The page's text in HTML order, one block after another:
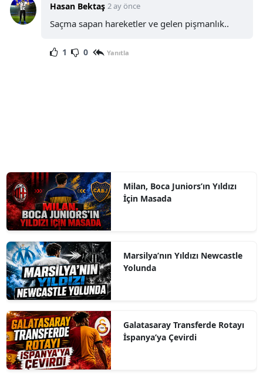
Hasan Bektaş 2 ay önce
Saçma sapan hareketler ve gelen pişmanlık..
1 0 Yanıtla
Milan, Boca Juniors’ın Yıldızı
İçin Masada
Marsilya’nın Yıldızı Newcastle
Yolunda
Galatasaray Transferde Rotayı
İspanya’ya Çevirdi